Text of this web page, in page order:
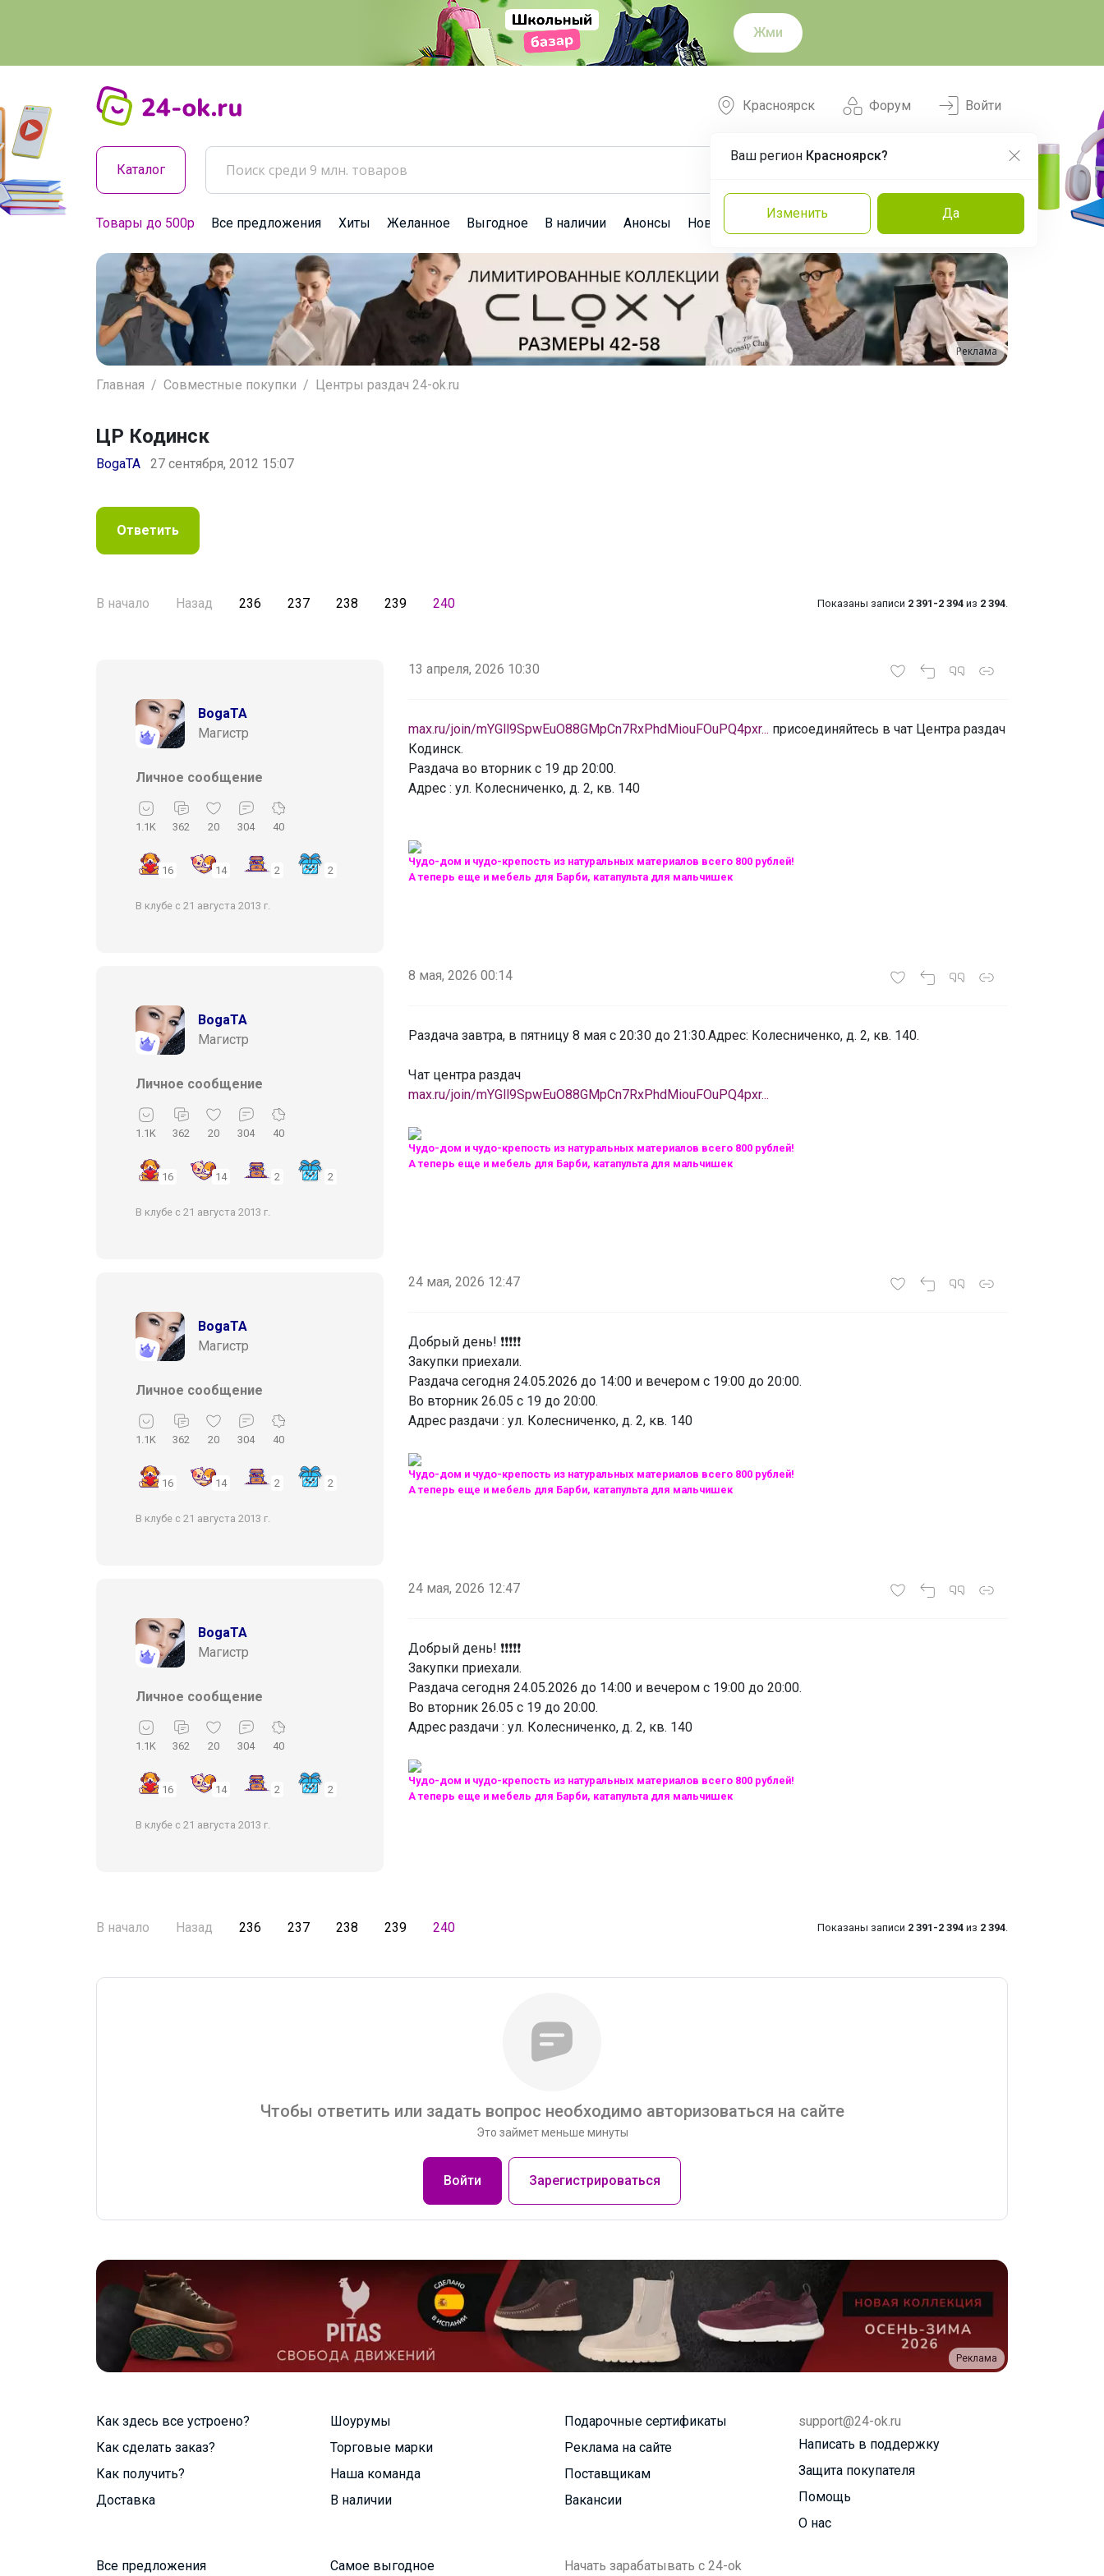
Жми
Форум
Красноярск
Ваш регион Красноярск?
Изменить Да
Войти
Каталог
Товары до 500р Все предложения Хиты Желанное Выгодное В наличии Анонсы Новости Команда Эксперты
Реклама
Главная Совместные покупки Центры раздач 24-ok.ru
ЦР Кодинск
BogaTA 27 сентября, 2012 15:07
Ответить
В начало Назад 236 237 238 239 240 Показаны записи 2 391-2 394 из 2 394.
BogaTA
Магистр
Личное сообщение
1.1K 362 20 304 40
16 14 2 2
В клубе с 21 августа 2013 г.
13 апреля, 2026 10:30
max.ru/join/mYGll9SpwEuO88GMpCn7RxPhdMiouFOuPQ4pxr... присоединяйтесь в чат Центра раздач
Кодинск.
‌Раздача во вторник с 19 др 20:00.
‌Адрес : ул. Колесниченко, д. 2, кв. 140
Чудо-дом и чудо-крепость из натуральных материалов всего 800 рублей!
А теперь еще и мебель для Барби, катапульта для мальчишек
BogaTA
Магистр
Личное сообщение
1.1K 362 20 304 40
16 14 2 2
В клубе с 21 августа 2013 г.
8 мая, 2026 00:14
Раздача завтра, в пятницу 8 мая с 20:30 до 21:30.Адрес: Колесниченко, д. 2, кв. 140.
‌Чат центра раздач
max.ru/join/mYGll9SpwEuO88GMpCn7RxPhdMiouFOuPQ4pxr...
Чудо-дом и чудо-крепость из натуральных материалов всего 800 рублей!
А теперь еще и мебель для Барби, катапульта для мальчишек
BogaTA
Магистр
Личное сообщение
1.1K 362 20 304 40
16 14 2 2
В клубе с 21 августа 2013 г.
24 мая, 2026 12:47
Добрый день! ❗️❗️❗️❗️❗️
Закупки приехали.
Раздача сегодня 24.05.2026 до 14:00 и вечером с 19:00 до 20:00.
Во вторник 26.05 с 19 до 20:00.
Адрес раздачи : ул. Колесниченко, д. 2, кв. 140
Чудо-дом и чудо-крепость из натуральных материалов всего 800 рублей!
А теперь еще и мебель для Барби, катапульта для мальчишек
BogaTA
Магистр
Личное сообщение
1.1K 362 20 304 40
16 14 2 2
В клубе с 21 августа 2013 г.
24 мая, 2026 12:47
Добрый день! ❗️❗️❗️❗️❗️
Закупки приехали.
Раздача сегодня 24.05.2026 до 14:00 и вечером с 19:00 до 20:00.
Во вторник 26.05 с 19 до 20:00.
Адрес раздачи : ул. Колесниченко, д. 2, кв. 140
Чудо-дом и чудо-крепость из натуральных материалов всего 800 рублей!
А теперь еще и мебель для Барби, катапульта для мальчишек
В начало Назад 236 237 238 239 240 Показаны записи 2 391-2 394 из 2 394.
Чтобы ответить или задать вопрос необходимо авторизоваться на сайте
Это займет меньше минуты
Войти Зарегистрироваться
Реклама
Как здесь все устроено?
Как сделать заказ?
Как получить?
Доставка
Шоурумы
Торговые марки
Наша команда
В наличии
Подарочные сертификаты
Реклама на сайте
Поставщикам
Вакансии
support@24-ok.ru
Написать в поддержку
Защита покупателя
Помощь
О нас
Все предложения Самое выгодное Начать зарабатывать с 24-ok